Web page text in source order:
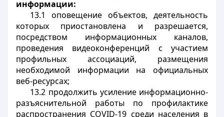
информации:
13.1 оповещение объектов, деятельность
которых приостановлена и разрешается,
посредством информационных каналов,
проведения видеоконференций с участием
профильных ассоциаций, размещения
необходимой информации на официальных
веб-ресурсах;
13.2 продолжить усиление информационно-
разъяснительной работы по профилактике
распространения COVID-19 среди населения в